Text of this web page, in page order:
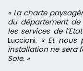
« La charte
du département de
les services de
Luccioni. « Et nous
installation ne sera
Sole. »